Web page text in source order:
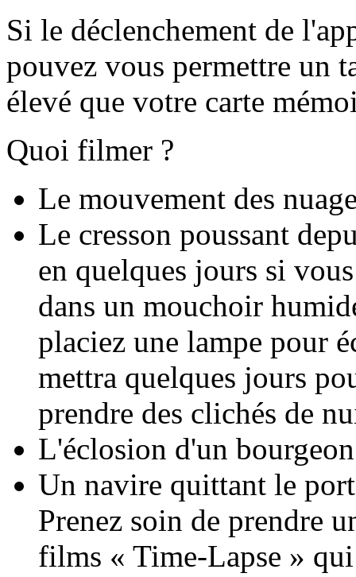
Si le déclenchement de
pouvez vous permettre un
élevé que votre carte
Quoi filmer ?
Le mouvement des
Le cresson poussant
en quelques jours si
dans un mouchoir
placiez une lampe pour
mettra quelques jours
prendre des clichés de
L'éclosion d'un
Un navire quittant le
Prenez soin de prendre
films « Time-Lapse »